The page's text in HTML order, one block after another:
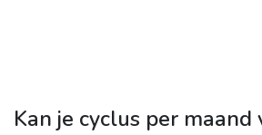
Kan je cyclus per maand